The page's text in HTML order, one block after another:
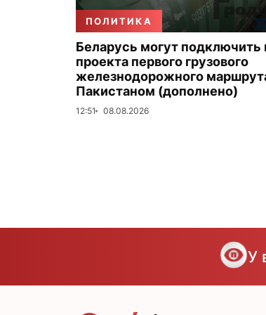
ПОЛИТИКА
Беларусь могут подключить
проекта первого грузового
железнодорожного
Пакистаном (дополнено)
12:51 08.08.2026
У